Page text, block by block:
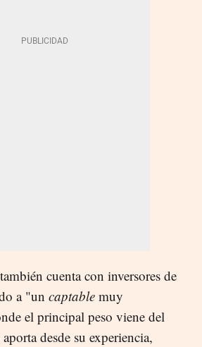
cuenta con inversores de
a "un captable muy
el principal peso viene del
desde su experiencia,